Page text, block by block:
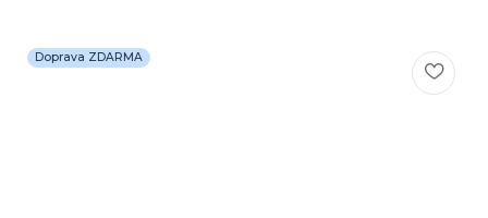
Doprava ZDARMA